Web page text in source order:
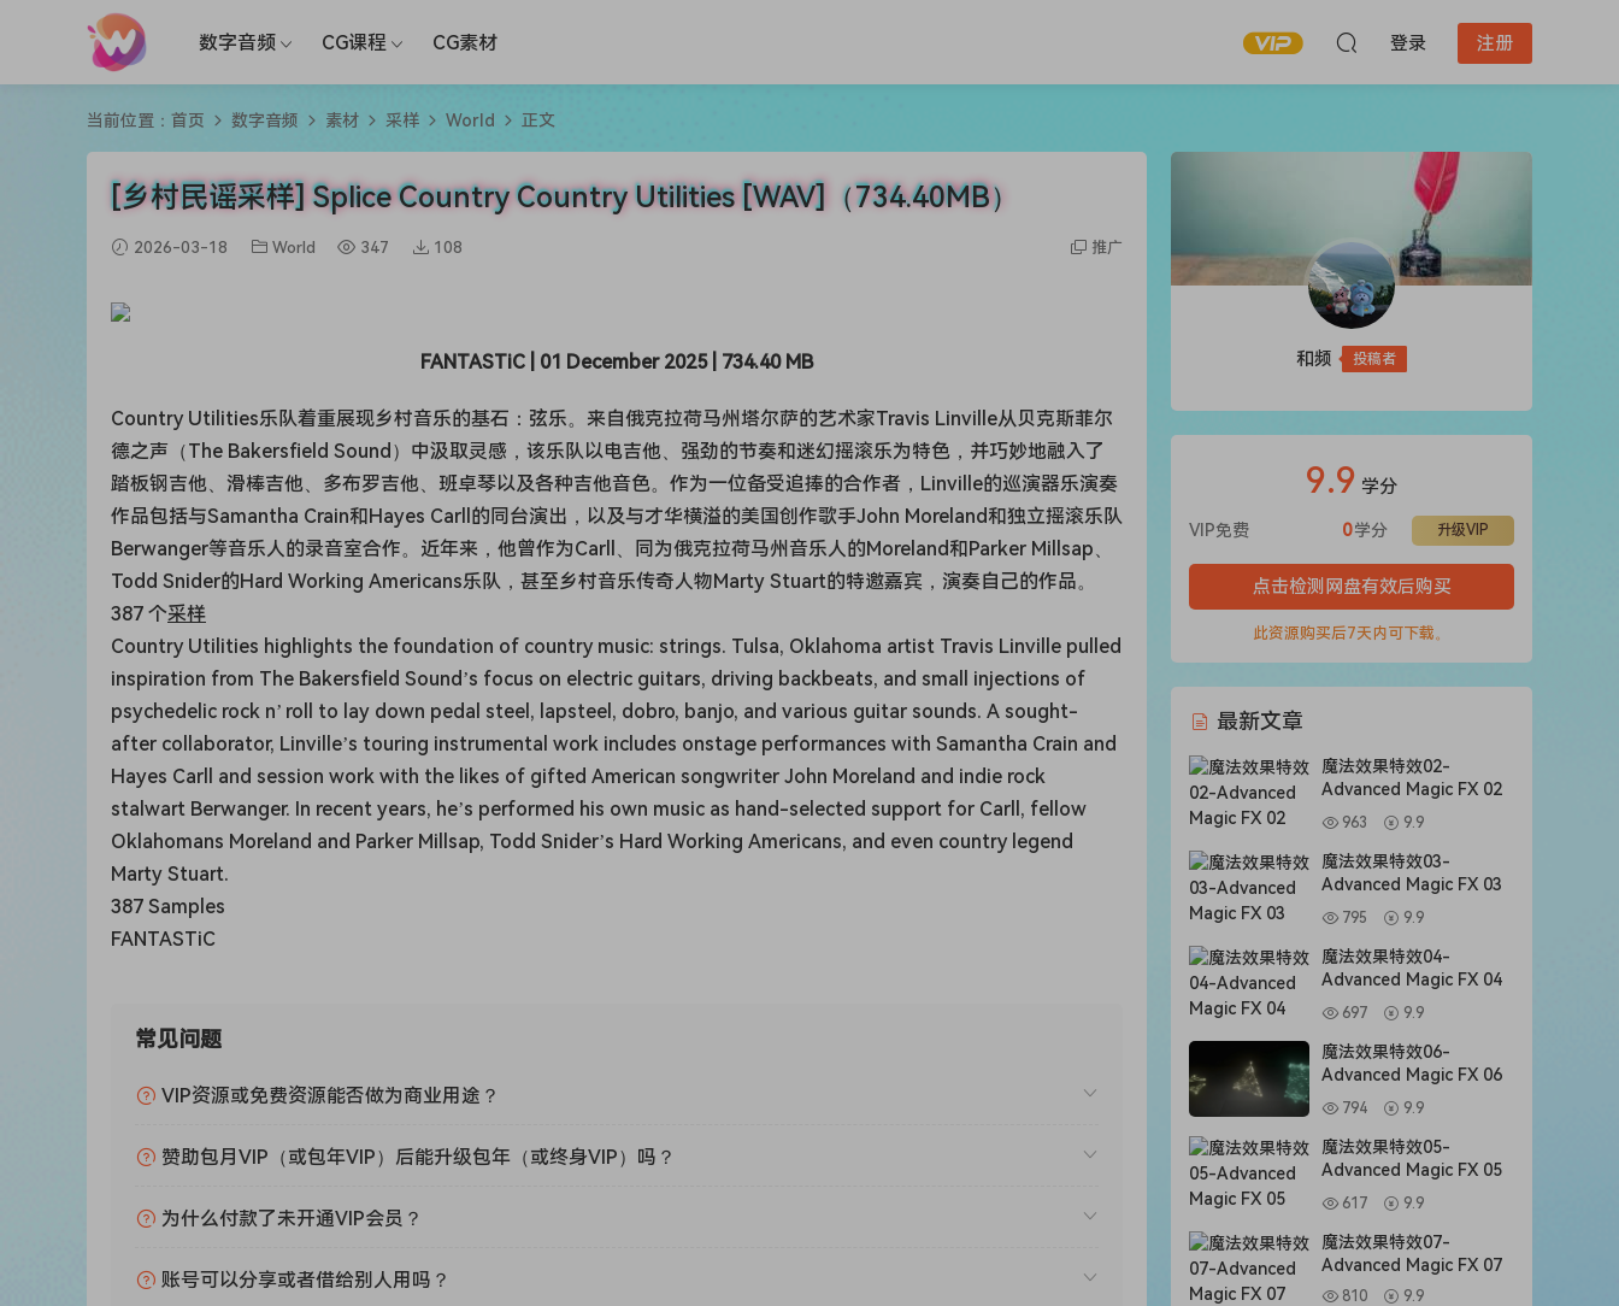
数字音频 CG课程 CG素材 登录 注册
当前位置： 首页 数字音频 素材 采样 World 正文
[乡村民谣采样] Splice Country Country Utilities [WAV]（734.40MB）
2026-03-18 World 347 108 推广
FANTASTiC | 01 December 2025 | 734.40 MB
Country Utilities乐队着重展现乡村音乐的基石：弦乐。来自俄克拉荷马州塔尔萨的艺术家Travis Linville从贝克斯菲尔
德之声（The Bakersfield Sound）中汲取灵感，该乐队以电吉他、强劲的节奏和迷幻摇滚乐为特色，并巧妙地融入了
踏板钢吉他、滑棒吉他、多布罗吉他、班卓琴以及各种吉他音色。作为一位备受追捧的合作者，Linville的巡演器乐演奏
作品包括与Samantha Crain和Hayes Carll的同台演出，以及与才华横溢的美国创作歌手John Moreland和独立摇滚乐队
Berwanger等音乐人的录音室合作。近年来，他曾作为Carll、同为俄克拉荷马州音乐人的Moreland和Parker Millsap、
Todd Snider的Hard Working Americans乐队，甚至乡村音乐传奇人物Marty Stuart的特邀嘉宾，演奏自己的作品。
387 个采样
Country Utilities highlights the foundation of country music: strings. Tulsa, Oklahoma artist Travis Linville pulled
inspiration from The Bakersfield Sound’s focus on electric guitars, driving backbeats, and small injections of
psychedelic rock n’ roll to lay down pedal steel, lapsteel, dobro, banjo, and various guitar sounds. A sought-
after collaborator, Linville’s touring instrumental work includes onstage performances with Samantha Crain and
Hayes Carll and session work with the likes of gifted American songwriter John Moreland and indie rock
stalwart Berwanger. In recent years, he’s performed his own music as hand-selected support for Carll, fellow
Oklahomans Moreland and Parker Millsap, Todd Snider’s Hard Working Americans, and even country legend
Marty Stuart.
387 Samples
FANTASTiC
常见问题
VIP资源或免费资源能否做为商业用途？
赞助包月VIP（或包年VIP）后能升级包年（或终身VIP）吗？
为什么付款了未开通VIP会员？
账号可以分享或者借给别人用吗？
和频 投稿者
9.9 学分
VIP免费 升级VIP
0学分
点击检测网盘有效后购买
此资源购买后7天内可下载。
最新文章
魔法效果特效02-
Advanced Magic FX 02
963 9.9
魔法效果特效03-
Advanced Magic FX 03
795 9.9
魔法效果特效04-
Advanced Magic FX 04
697 9.9
魔法效果特效06-
Advanced Magic FX 06
794 9.9
魔法效果特效05-
Advanced Magic FX 05
617 9.9
魔法效果特效07-
Advanced Magic FX 07
810 9.9